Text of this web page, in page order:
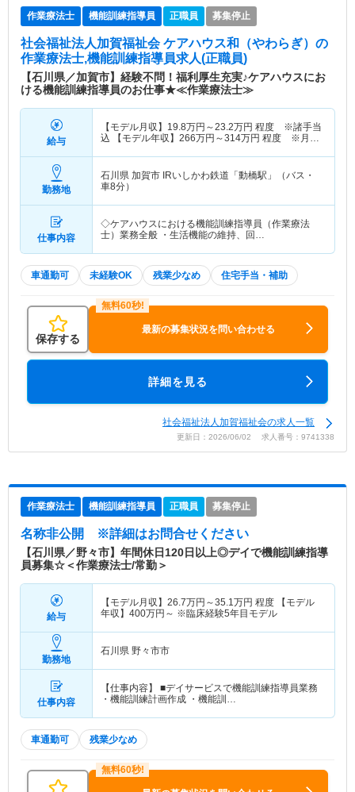
作業療法士 機能訓練指導員 正職員 募集停止
社会福祉法人加賀福祉会 ケアハウス和（やわらぎ） の
作業療法士,機能訓練指導員求人(正職員)
【石川県／加賀市】経験不問！福利厚生充実♪ケアハウスにお
ける機能訓練指導員のお仕事★≪作業療法士≫
給与
【モデル月収】 19.8万円～23.2万円 程度 ※諸手当
込 【モデル年収】 266万円～314万円 程度 ※月収
勤務地
石川県 加賀市 IRいしかわ鉄道「動橋駅」（バス・
車8分）
仕事内容
◇ケアハウスにおける機能訓練指導員（作業療法
士）業務全般 ・生活機能の維持、回…
車通勤可 未経験OK 残業少なめ 住宅手当・補助
保存する
最新の募集状況を問い合わせる
詳細を見る
社会福祉法人加賀福祉会の求人一覧
更新日：2026/06/02 求人番号：9741338
作業療法士 機能訓練指導員 正職員 募集停止
名称非公開 ※詳細はお問合せください
【石川県／野々市】年間休日120日以上◎デイで機能訓練指導
員募集☆＜作業療法士/常勤＞
給与
【モデル月収】 26.7万円～35.1万円 程度 【モデル
年収】 400万円～ ※臨床経験5年目モデル
勤務地
石川県 野々市市
仕事内容
【仕事内容】 ■デイサービスで機能訓練指導員業務
・機能訓練計画作成 ・機能訓…
車通勤可 残業少なめ